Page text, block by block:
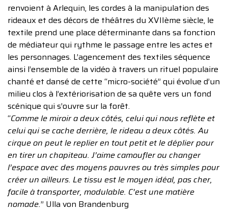
renvoient à Arlequin, les cordes à la manipulation des
rideaux et des décors de théâtres du XVIIème siècle, le
textile prend une place déterminante dans sa fonction
de médiateur qui rythme le passage entre les actes et
les personnages. L’agencement des textiles séquence
ainsi l’ensemble de la vidéo à travers un rituel populaire
chanté et dansé de cette “micro-société” qui évolue d’un
milieu clos à l’extériorisation de sa quête vers un fond
scénique qui s’ouvre sur la forêt.
“Comme le miroir a deux côtés, celui qui nous reflète et
celui qui se cache derrière, le rideau a deux côtés. Au
cirque on peut le replier en tout petit et le déplier pour
en tirer un chapiteau. J’aime camoufler ou changer
l’espace avec des moyens pauvres ou très simples pour
créer un ailleurs. Le tissu est le moyen idéal, pas cher,
facile à transporter, modulable. C’est une matière
nomade.” Ulla von Brandenburg